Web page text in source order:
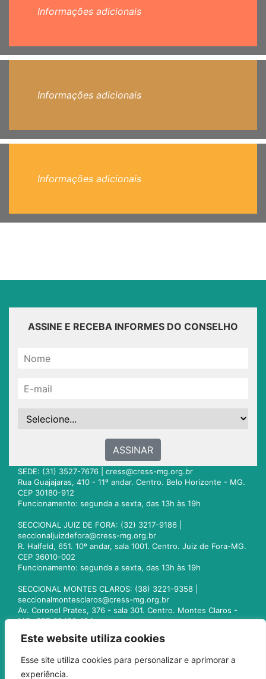
Este website utiliza cookies
Esse site utiliza cookies para personalizar e aprimorar a
experiência.
Informações adicionais
Informações adicionais
Informações adicionais
ASSINE E RECEBA INFORMES DO CONSELHO
ASSINAR
SEDE: (31) 3527-7676 | cress@cress-mg.org.br
Rua Guajajaras, 410 - 11º andar. Centro. Belo Horizonte - MG.
CEP 30180-912
Funcionamento: segunda a sexta, das 13h às 19h
SECCIONAL JUIZ DE FORA: (32) 3217-9186 |
seccionaljuizdefora@cress-mg.org.br
R. Halfeld, 651. 10º andar, sala 1001. Centro. Juiz de Fora-MG.
CEP 36010-002
Funcionamento: segunda a sexta, das 13h às 19h
SECCIONAL MONTES CLAROS: (38) 3221-9358 |
seccionalmontesclaros@cress-mg.org.br
Av. Coronel Prates, 376 - sala 301. Centro. Montes Claros -
MG. CEP 39400-104
seccionaluberlandia@cress-mg.org.br
Av. Afonso Pena, 547 - sala 101. Uberlândia - MG. CEP